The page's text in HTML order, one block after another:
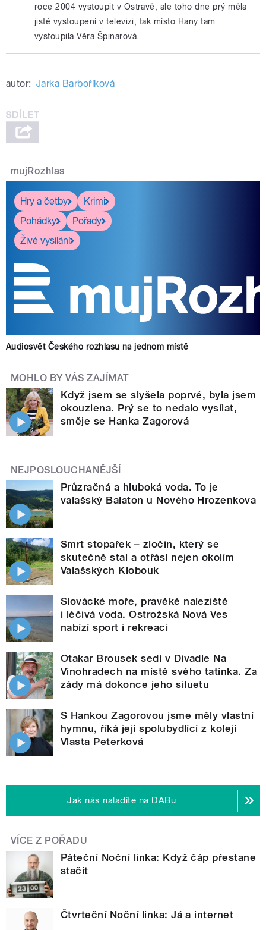
roce 2004 vystoupit v Ostravě, ale toho dne prý měla
jisté vystoupení v televizi, tak místo Hany tam
vystoupila Věra Špinarová.
autor: Jarka Barboříková
mujRozhlas
Hry a četby
Krimi
Pohádky
Pořady
Živé vysílání
Audiosvět Českého rozhlasu na jednom místě
MOHLO BY VÁS ZAJÍMAT
Když jsem se slyšela poprvé, byla jsem
okouzlena. Prý se to nedalo vysílat,
směje se Hanka Zagorová
NEJPOSLOUCHANĚJŠÍ
Průzračná a hluboká voda. To je
valašský Balaton u Nového Hrozenkova
Smrt stopařek – zločin, který se
skutečně stal a otřásl nejen okolím
Valašských Klobouk
Slovácké moře, pravěké naleziště
i léčivá voda. Ostrožská Nová Ves
nabízí sport i rekreaci
Otakar Brousek sedí v Divadle Na
Vinohradech na místě svého tatínka. Za
zády má dokonce jeho siluetu
S Hankou Zagorovou jsme měly vlastní
hymnu, říká její spolubydlící z kolejí
Vlasta Peterková
Jak nás naladíte na DABu
VÍCE Z POŘADU
Páteční Noční linka: Když čáp přestane
stačit
Čtvrteční Noční linka: Já a internet